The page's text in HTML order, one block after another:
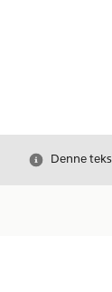
Avslutt
Denne